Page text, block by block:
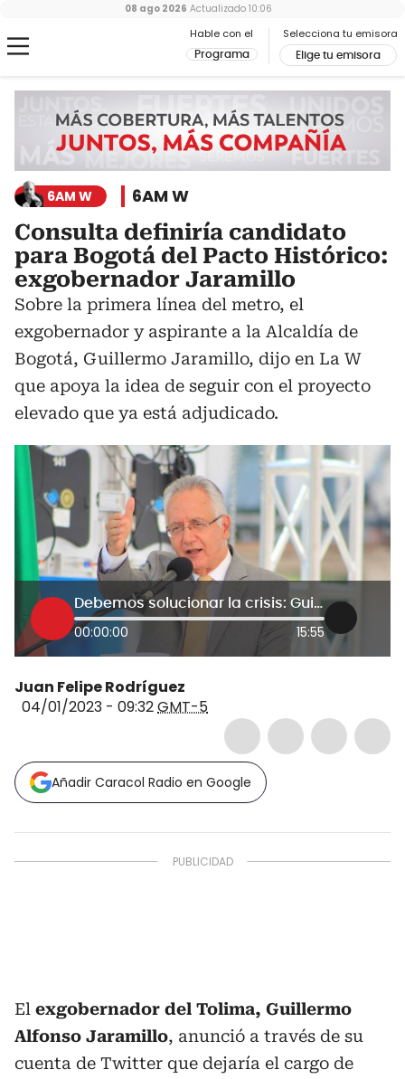
Hable con el
Programa
Selecciona tu emisora
Elige tu emisora
08 ago 2026 Actualizado 10:06
6AM W 6AM W
Consulta definiría candidato
para Bogotá del Pacto Histórico:
exgobernador Jaramillo
Sobre la primera línea del metro, el
exgobernador y aspirante a la Alcaldía de
Bogotá, Guillermo Jaramillo, dijo en La W
que apoya la idea de seguir con el proyecto
elevado que ya está adjudicado.
Debemos solucionar la crisis: Guillermo Jaramillo, aspirante a Alcaldía de Bogotá
00:00:00 15:55
Juan Felipe Rodríguez
04/01/2023 - 09:32GMT-5
Añadir Caracol Radio en Google
El exgobernador del Tolima, Guillermo
Alfonso Jaramillo, anunció a través de su
cuenta de Twitter que dejaría el cargo de